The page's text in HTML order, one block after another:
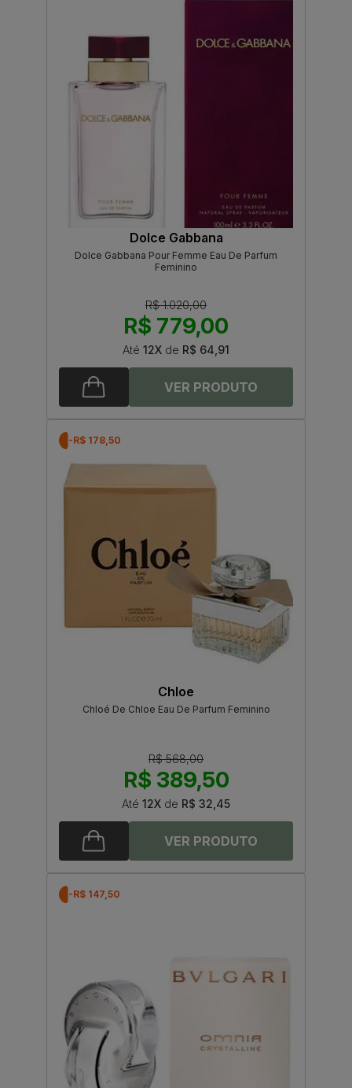
Dolce Gabbana
Dolce Gabbana Pour Femme Eau De Parfum
Feminino
R$ 1.020,00
R$ 779,00
Até 12X de R$ 64,91
-R$ 178,50
Chloe
Chloé De Chloe Eau De Parfum Feminino
R$ 568,00
R$ 389,50
Até 12X de R$ 32,45
-R$ 147,50